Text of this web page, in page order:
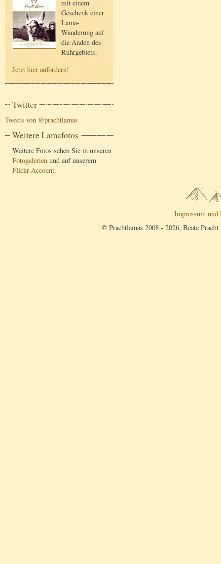
mit einem
Geschenk einer
Lama-
Wanderung auf
die Anden des
Ruhrgebiets.
Jetzt hier anfordern!
Twitter
Tweets von @prachtlamas
Weitere Lamafotos
Weitere Fotos sehen Sie in unseren
Fotogalerien und auf unserem
Flickr-Account.
Impressum und
© Prachtlamas 2008 - 2026, Beate Pracht